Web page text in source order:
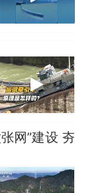
网”建设 夯